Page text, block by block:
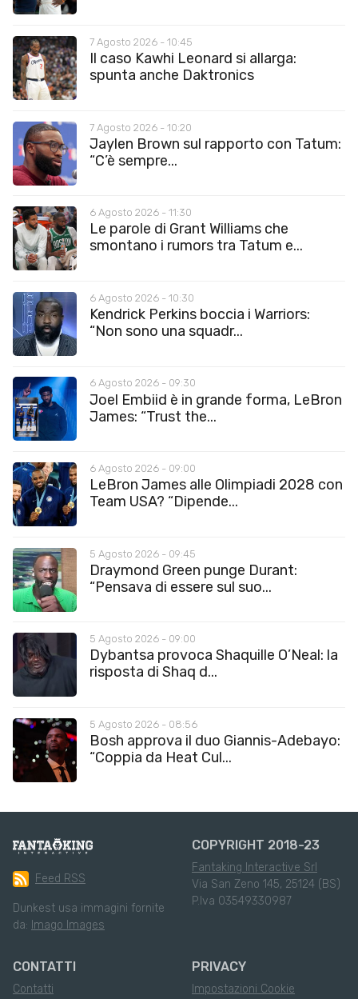
7 Agosto 2026 - 10:45
Il caso Kawhi Leonard si allarga:
spunta anche Daktronics
7 Agosto 2026 - 10:20
Jaylen Brown sul rapporto con Tatum:
“C’è sempre...
6 Agosto 2026 - 11:30
Le parole di Grant Williams che
smontano i rumors tra Tatum e...
6 Agosto 2026 - 10:30
Kendrick Perkins boccia i Warriors:
“Non sono una squadr...
6 Agosto 2026 - 09:30
Joel Embiid è in grande forma, LeBron
James: “Trust the...
6 Agosto 2026 - 09:00
LeBron James alle Olimpiadi 2028 con
Team USA? “Dipende...
5 Agosto 2026 - 09:45
Draymond Green punge Durant:
“Pensava di essere sul suo...
5 Agosto 2026 - 09:00
Dybantsa provoca Shaquille O’Neal: la
risposta di Shaq d...
5 Agosto 2026 - 08:56
Bosh approva il duo Giannis-Adebayo:
“Coppia da Heat Cul...
Feed RSS
Dunkest usa immagini fornite
da: Imago Images
COPYRIGHT 2018-23
Fantaking Interactive Srl
Via San Zeno 145, 25124 (BS)
P.Iva 03549330987
CONTATTI
Contatti
PRIVACY
Impostazioni Cookie